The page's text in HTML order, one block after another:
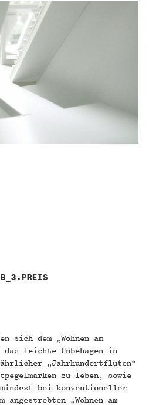
sich dem „Wohnen am
das leichte Unbehagen in
„Jahrhundertfluten“
zu leben, sowie
bei konventioneller
angestrebten „Wohnen am